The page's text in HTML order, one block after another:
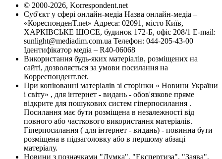
© 2000-2026, Korrespondent.net
Суб'єкт у сфері онлайн-медіа Назва онлайн-медіа –
«КореспонденТ.net» Адреса: 02091, місто Київ,
ХАРКІВСЬКЕ ШОСЕ, будинок 172-Б, офіс 208/1 E-mail:
sunlight@mediadim.com.ua Телефон: 044-205-43-00
Ідентифікатор медіа – R40-06068
Використання будь-яких матеріалів, розміщених на
сайті, дозволяється за умови посилання на
Корреспондент.net.
При копіюванні матеріалів зі сторінки « Новини України
і світу» , для інтернет - видань - обов'язкове пряме
відкрите для пошукових систем гіперпосилання .
Посилання має бути розміщена в незалежності від
повного або часткового використання матеріалів.
Гіперпосилання ( для інтернет - видань) - повинна бути
розміщена в підзаголовку або в першому абзаці
матеріалу.
Новини з позначками "Думка", "Експертиза", "Заява",